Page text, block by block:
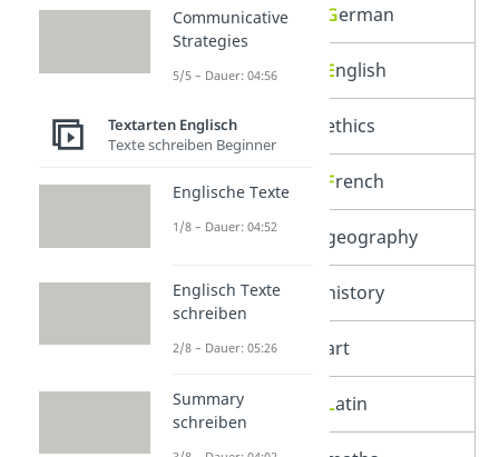
Deutsch German
Englisch English
Ethik ethics
Französisch French
Geographie geography
Geschichte history
Kunst art
Latein Latin
Communicative
Strategies
5/5 – Dauer: 04:56
Textarten Englisch
Texte schreiben Beginner
Englische Texte
1/8 – Dauer: 04:52
Englisch Texte
schreiben
2/8 – Dauer: 05:26
Summary
schreiben